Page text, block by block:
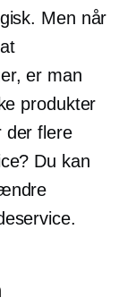
Men når
er man
produkter
der flere
Du kan